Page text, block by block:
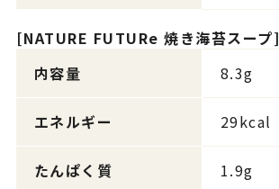
[NATURE FUTURe 焼き海苔スープ]
内容量
8.3g
エネルギー 29kcal
たんぱく質 1.9g